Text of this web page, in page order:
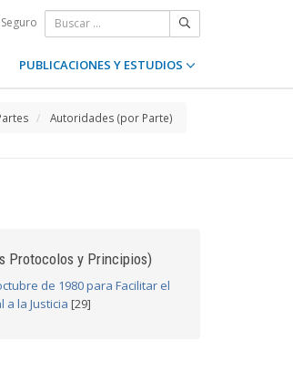
PUBLICACIONES Y ESTUDIOS
Autoridades (por Parte)
Protocolos y Principios)
de 1980 para Facilitar el
a la Justicia [29]